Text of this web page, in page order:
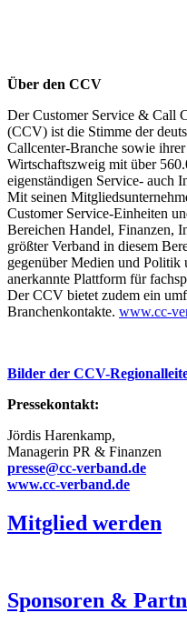
Über den CCV
Der Customer Service & Call
(CCV) ist die Stimme der
Callcenter-Branche sowie
Wirtschaftszweig mit über
eigenständigen Service- auch
Mit seinen
Customer Service-Einheiten
Bereichen Handel, Finanzen,
größter Verband in diesem
gegenüber Medien und Politik
anerkannte Plattform für
Der CCV bietet zudem ein
Branchenkontakte. www.cc-
Bilder der CCV-
Pressekontakt:
Jördis Harenkamp,
Managerin PR & Finanzen
presse@cc-verband.de
www.cc-verband.de
Mitglied werden
Sponsoren &